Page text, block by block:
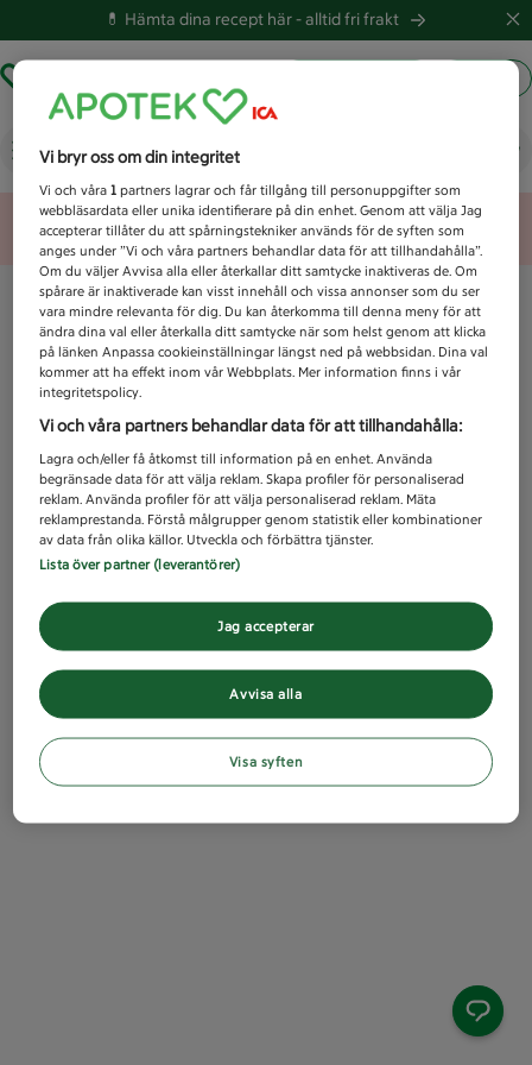
💊 Hämta dina recept här -alltid fri frakt
Vad letar du efter idag?
Unknown error
Vi bryr oss om din integritet
Vi och våra1 partners lagrar och får tillgång till personuppgifter som
webbläsardata eller unika identifierare på din enhet. Genom att välja Jag
accepterar tillåter du att spårningstekniker används för de syften som
anges under ”Vi och våra partners behandlar data för att tillhandahålla”.
Om du väljer Avvisa alla eller återkallar ditt samtycke inaktiveras de. Om
spårare är inaktiverade kan visst innehåll och vissa annonser som du ser
vara mindre relevanta för dig. Du kan återkomma till denna meny för att
ändra dina val eller återkalla ditt samtycke när som helst genom att klicka
på länken Anpassa cookieinställningar längst ned på webbsidan. Dina val
kommer att ha effekt inom vår Webbplats. Mer information finns i vår
integritetspolicy.
Vi och våra partners behandlar data för att tillhandahålla:
Lagra och/eller få åtkomst till information på en enhet. Använda
begränsade data för att välja reklam. Skapa profiler för personaliserad
reklam. Använda profiler för att välja personaliserad reklam. Mäta
reklamprestanda. Förstå målgrupper genom statistik eller kombinationer
av data från olika källor. Utveckla och förbättra tjänster.
Lista över partner (leverantörer)
Avvisa alla
Jag accepterar
Visa syften